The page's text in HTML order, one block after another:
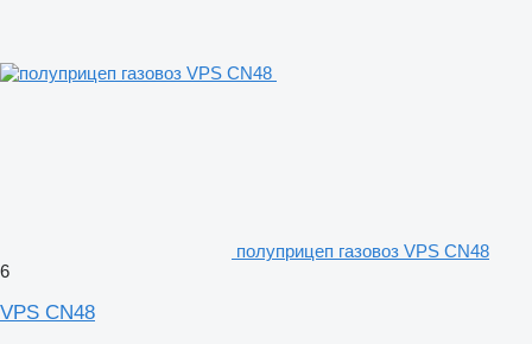
полуприцеп газовоз VPS CN48
6
VPS CN48